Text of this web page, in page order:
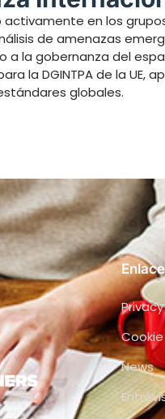
en los
de amenazas
a la gobernanza del
la DGINTPA de la
globales.
News